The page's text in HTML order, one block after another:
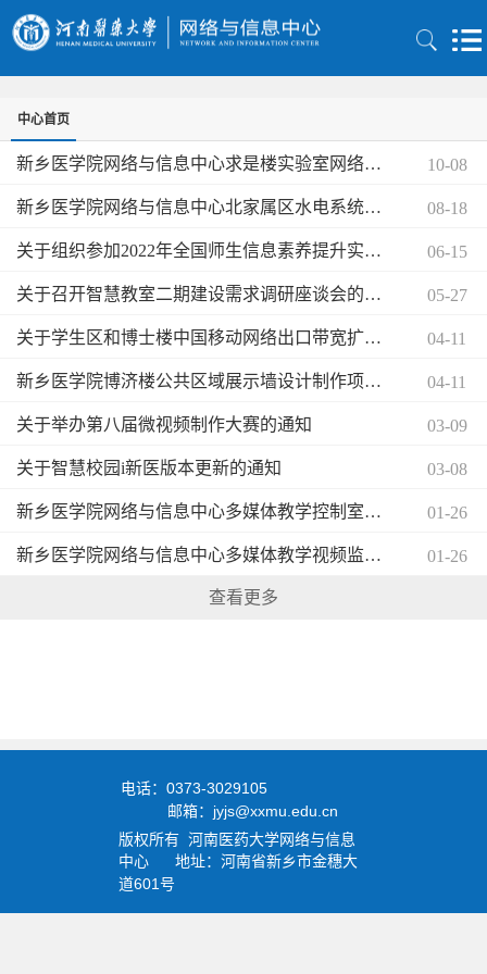
中心首页
新乡医学院网络与信息中心求是楼实验室网络布线询价公告 10-08
新乡医学院网络与信息中心北家属区水电系统基础网络布线询价公告 08-18
关于组织参加2022年全国师生信息素养提升实践活动（教师部分）的通知 06-15
关于召开智慧教室二期建设需求调研座谈会的通知 05-27
关于学生区和博士楼中国移动网络出口带宽扩容的通知 04-11
新乡医学院博济楼公共区域展示墙设计制作项目询价公告 04-11
关于举办第八届微视频制作大赛的通知 03-09
关于智慧校园i新医版本更新的通知 03-08
新乡医学院网络与信息中心多媒体教学控制室装修改造项目询价公告 01-26
新乡医学院网络与信息中心多媒体教学视频监控中心装修改造项目-废标公告 01-26
查看更多
电话： 0373-3029105
邮箱： jyjs@xxmu.edu.cn
版权所有 河南医药大学网络与信息
中心 地址：河南省新乡市金穗大
道601 号